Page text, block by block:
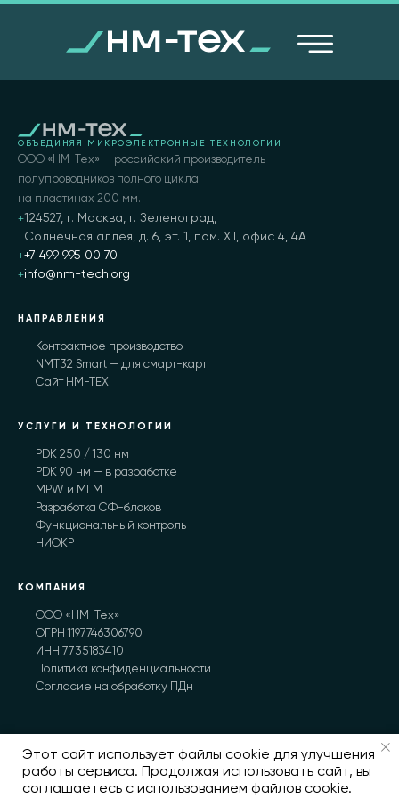
ОБЪЕДИНЯЯ МИКРОЭЛЕКТРОННЫЕ ТЕХНОЛОГИИ
ООО «НМ-Тех» — российский производитель
полупроводников полного цикла
на пластинах 200 мм.
124527, г. Москва, г. Зеленоград,
Солнечная аллея, д. 6, эт. 1, пом. XII, офис 4, 4А
+7 499 995 00 70
info@nm-tech.org
НАПРАВЛЕНИЯ
Контрактное производство
NMT32 Smart — для смарт-карт
Сайт НМ-ТЕХ
УСЛУГИ И ТЕХНОЛОГИИ
PDK 250 / 130 нм
PDK 90 нм — в разработке
MPW и MLM
Разработка СФ-блоков
Функциональный контроль
НИОКР
КОМПАНИЯ
ООО «НМ-Тех»
ОГРН 1197746306790
ИНН 7735183410
Политика конфиденциальности
Согласие на обработку ПДн
© 2026 ООО «НМ-Тех». Все права защищены.
nm-tech.org
Этот сайт использует файлы cookie для улучшения
работы сервиса. Продолжая использовать сайт, вы
соглашаетесь с использованием файлов cookie.